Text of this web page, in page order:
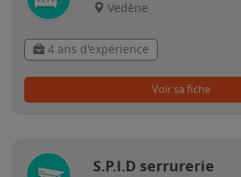
Vedène
4 ans d'expérience
Voir sa fiche
S.P.I.D serrurerie